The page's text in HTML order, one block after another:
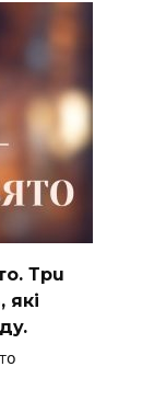
Тpu
якi